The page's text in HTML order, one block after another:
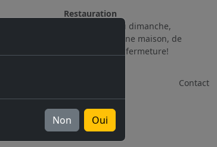
Non Oui
Restauration
Du mercredi au dimanche,
délicieuse cuisine maison, de
l'ouverture à la fermeture!
Contact